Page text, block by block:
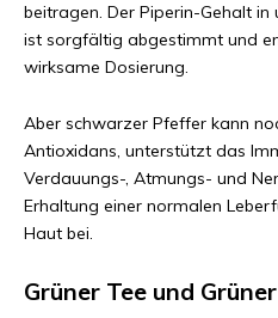
beitragen. Der Piperin-Gehalt in
ist sorgfältig abgestimmt und
wirksame Dosierung.
Aber schwarzer Pfeffer kann
Antioxidans, unterstützt das
Verdauungs-, Atmungs- und
Erhaltung einer normalen
Haut bei.
Grüner Tee und